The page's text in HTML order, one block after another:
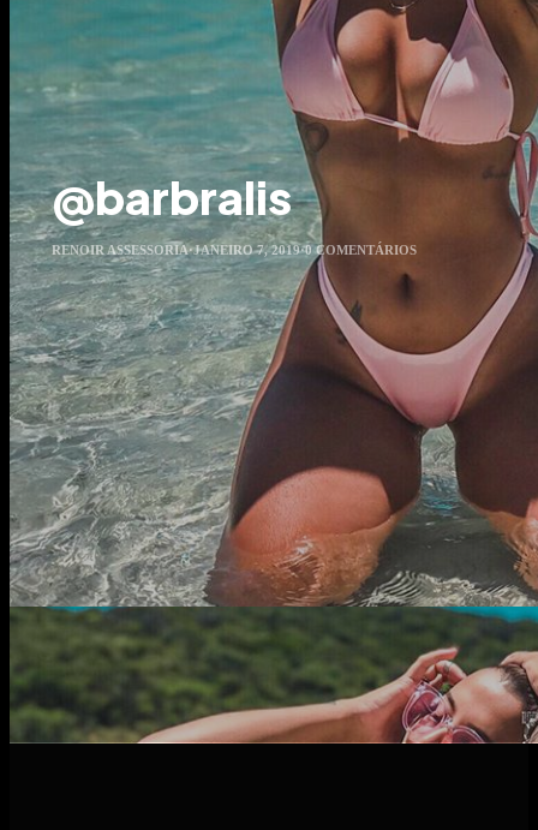
@barbralis
RENOIR ASSESSORIA·JANEIRO 7, 2019·0 COMENTÁRIOS